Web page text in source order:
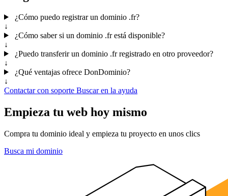
¿Cómo puedo registrar un dominio .fr?
↓
¿Cómo saber si un dominio .fr está disponible?
↓
¿Puedo transferir un dominio .fr registrado en otro proveedor?
↓
¿Qué ventajas ofrece DonDominio?
↓
Contactar con soporte Buscar en la ayuda
Empieza tu web hoy mismo
Compra tu dominio ideal y empieza tu proyecto en unos clics
Busca mi dominio